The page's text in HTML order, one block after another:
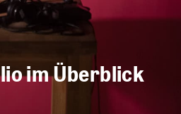
im Überblick